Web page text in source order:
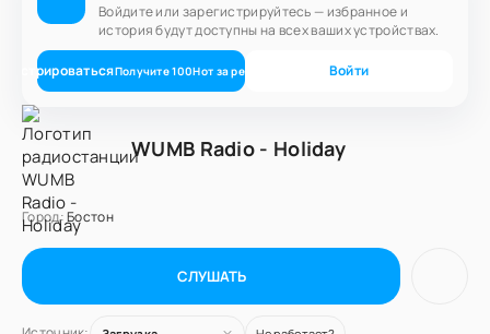
Войдите или зарегистрируйтесь — избранное и
история будут доступны на всех ваших устройствах.
Получите100Нот за регистрацию Войти
WUMB Radio - Holiday
Город:Бостон
СЛУШАТЬ